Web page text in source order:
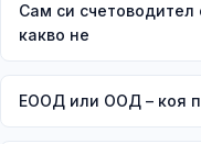
Сам си
какво не
ЕООД или ООД – коя